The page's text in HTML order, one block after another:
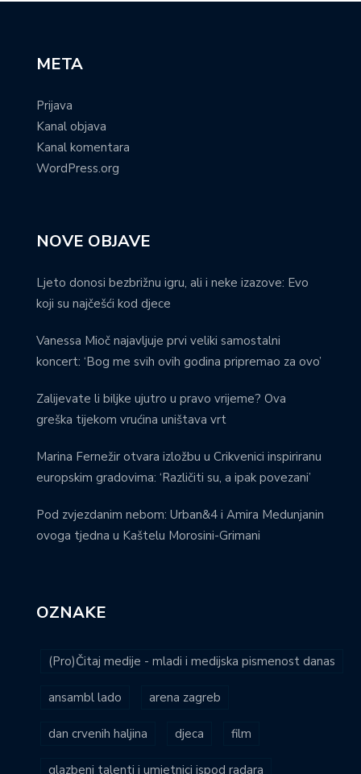
META
Prijava
Kanal objava
Kanal komentara
WordPress.org
NOVE OBJAVE
Ljeto donosi bezbrižnu igru, ali i neke izazove: Evo
koji su najčešći kod djece
Vanessa Mioč najavljuje prvi veliki samostalni
koncert: ‘Bog me svih ovih godina pripremao za ovo’
Zalijevate li biljke ujutro u pravo vrijeme? Ova
greška tijekom vrućina uništava vrt
Marina Fernežir otvara izložbu u Crikvenici inspiriranu
europskim gradovima: ‘Različiti su, a ipak povezani’
Pod zvjezdanim nebom: Urban&4 i Amira Medunjanin
ovoga tjedna u Kaštelu Morosini-Grimani
OZNAKE
(Pro)Čitaj medije - mladi i medijska pismenost danas
ansambl lado arena zagreb
dan crvenih haljina djeca film
glazbeni talenti i umjetnici ispod radara